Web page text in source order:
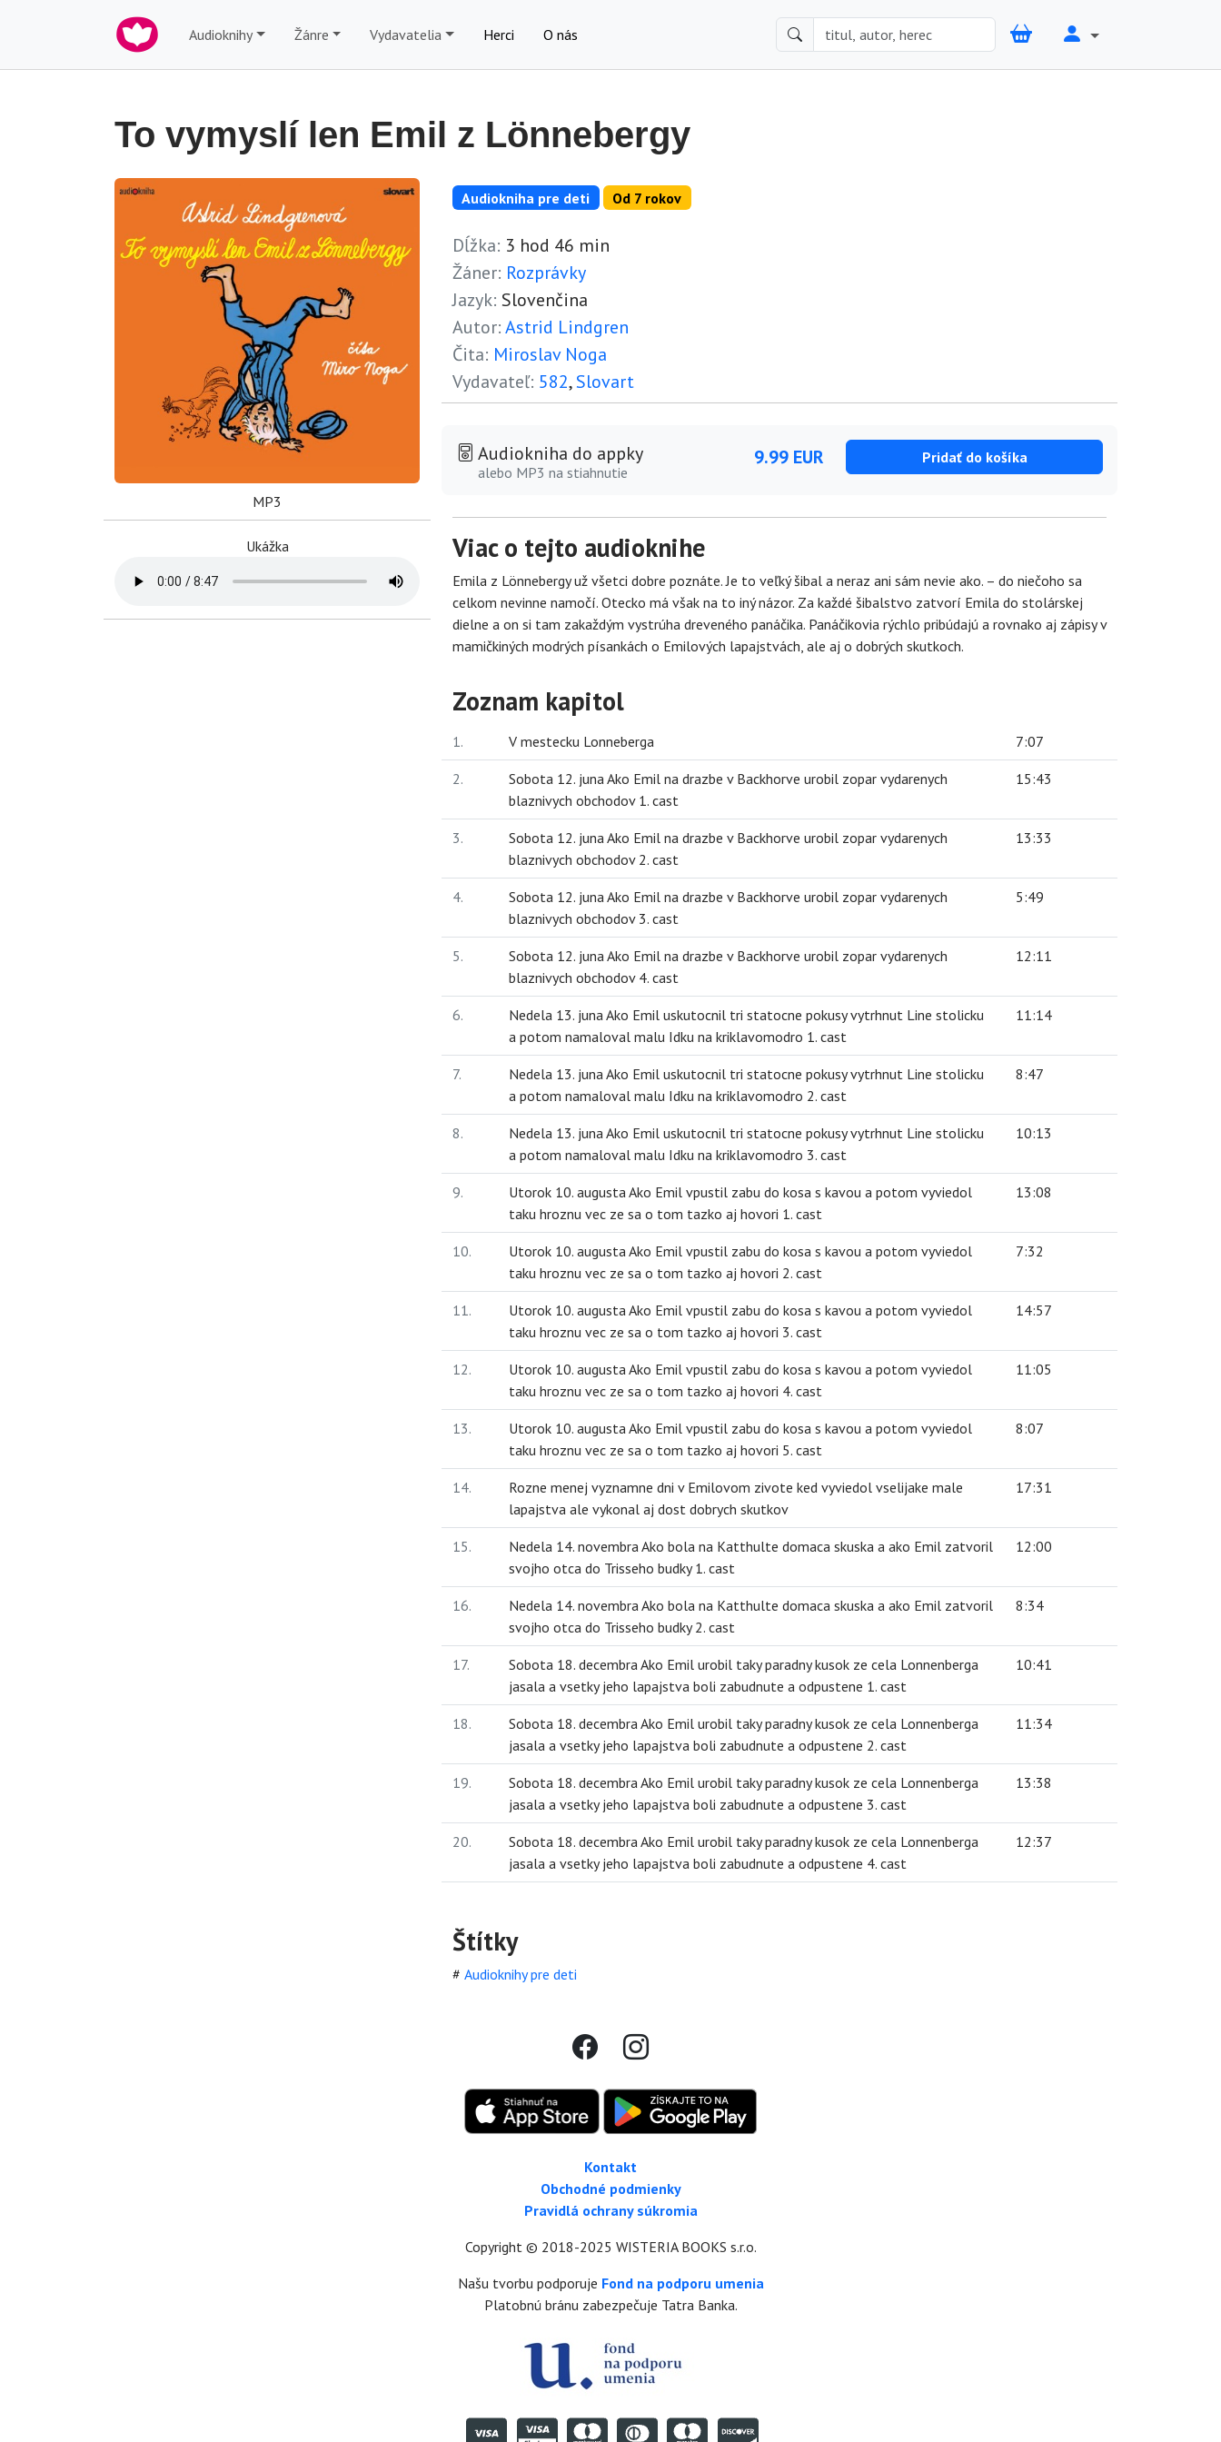
Audioknihy Žánre Vydavatelia Herci O nás
To vymyslí len Emil z Lönnebergy
MP3
Ukážka
Audiokniha pre deti Od 7 rokov
Dĺžka: 3 hod 46 min
Žáner: Rozprávky
Jazyk: Slovenčina
Autor:Astrid Lindgren
Čita: Miroslav Noga
Vydavateľ: 582,Slovart
Audiokniha do appky
alebo MP3 na stiahnutie
9.99 EUR Pridať do košíka
Viac o tejto audioknihe
Emila z Lönnebergy už všetci dobre poznáte. Je to veľký šibal a neraz ani sám nevie ako. – do niečoho sa
celkom nevinne namočí. Otecko má však na to iný názor. Za každé šibalstvo zatvorí Emila do stolárskej
dielne a on si tam zakaždým vystrúha dreveného panáčika. Panáčikovia rýchlo pribúdajú a rovnako aj zápisy v
mamičkiných modrých písankách o Emilových lapajstvách, ale aj o dobrých skutkoch.
Zoznam kapitol
1. V mestecku Lonneberga 7:07
2.
Sobota 12. juna Ako Emil na drazbe v Backhorve urobil zopar vydarenych
blaznivych obchodov 1. cast
15:43
3.
Sobota 12. juna Ako Emil na drazbe v Backhorve urobil zopar vydarenych
blaznivych obchodov 2. cast
13:33
4.
Sobota 12. juna Ako Emil na drazbe v Backhorve urobil zopar vydarenych
blaznivych obchodov 3. cast
5:49
5.
Sobota 12. juna Ako Emil na drazbe v Backhorve urobil zopar vydarenych
blaznivych obchodov 4. cast
12:11
6.
Nedela 13. juna Ako Emil uskutocnil tri statocne pokusy vytrhnut Line stolicku
a potom namaloval malu Idku na kriklavomodro 1. cast
11:14
7.
Nedela 13. juna Ako Emil uskutocnil tri statocne pokusy vytrhnut Line stolicku
a potom namaloval malu Idku na kriklavomodro 2. cast
8:47
8.
Nedela 13. juna Ako Emil uskutocnil tri statocne pokusy vytrhnut Line stolicku
a potom namaloval malu Idku na kriklavomodro 3. cast
10:13
9.
Utorok 10. augusta Ako Emil vpustil zabu do kosa s kavou a potom vyviedol
taku hroznu vec ze sa o tom tazko aj hovori 1. cast
13:08
10.
Utorok 10. augusta Ako Emil vpustil zabu do kosa s kavou a potom vyviedol
taku hroznu vec ze sa o tom tazko aj hovori 2. cast
7:32
11.
Utorok 10. augusta Ako Emil vpustil zabu do kosa s kavou a potom vyviedol
taku hroznu vec ze sa o tom tazko aj hovori 3. cast
14:57
12.
Utorok 10. augusta Ako Emil vpustil zabu do kosa s kavou a potom vyviedol
taku hroznu vec ze sa o tom tazko aj hovori 4. cast
11:05
13.
Utorok 10. augusta Ako Emil vpustil zabu do kosa s kavou a potom vyviedol
taku hroznu vec ze sa o tom tazko aj hovori 5. cast
8:07
14.
Rozne menej vyznamne dni v Emilovom zivote ked vyviedol vselijake male
lapajstva ale vykonal aj dost dobrych skutkov
17:31
15.
Nedela 14. novembra Ako bola na Katthulte domaca skuska a ako Emil zatvoril
svojho otca do Trisseho budky 1. cast
12:00
16.
Nedela 14. novembra Ako bola na Katthulte domaca skuska a ako Emil zatvoril
svojho otca do Trisseho budky 2. cast
8:34
17.
Sobota 18. decembra Ako Emil urobil taky paradny kusok ze cela Lonnenberga
jasala a vsetky jeho lapajstva boli zabudnute a odpustene 1. cast
10:41
18.
Sobota 18. decembra Ako Emil urobil taky paradny kusok ze cela Lonnenberga
jasala a vsetky jeho lapajstva boli zabudnute a odpustene 2. cast
11:34
19.
Sobota 18. decembra Ako Emil urobil taky paradny kusok ze cela Lonnenberga
jasala a vsetky jeho lapajstva boli zabudnute a odpustene 3. cast
13:38
20.
Sobota 18. decembra Ako Emil urobil taky paradny kusok ze cela Lonnenberga
jasala a vsetky jeho lapajstva boli zabudnute a odpustene 4. cast
12:37
Štítky
# Audioknihy pre deti
Kontakt
Obchodné podmienky
Pravidlá ochrany súkromia
Copyright © 2018-2025 WISTERIA BOOKS s.r.o.
Našu tvorbu podporuje Fond na podporu umenia
Platobnú bránu zabezpečuje Tatra Banka.